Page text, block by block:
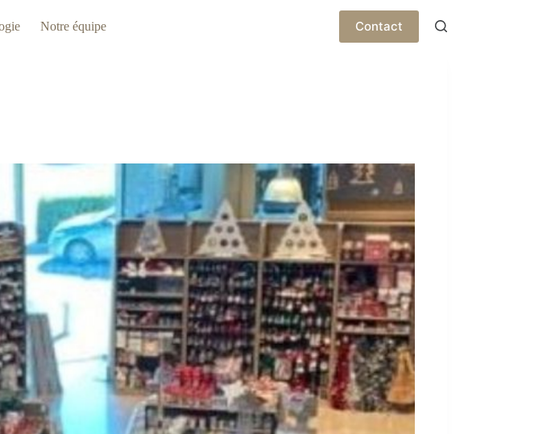
Notre équipe Contact